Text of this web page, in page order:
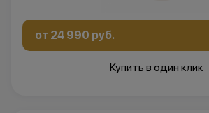
от 24 990 руб.
Купить в один клик